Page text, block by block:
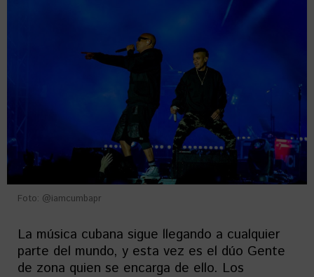
Foto: @iamcumbapr
La música cubana sigue llegando a cualquier
parte del mundo, y esta vez es el dúo Gente
de zona quien se encarga de ello. Los